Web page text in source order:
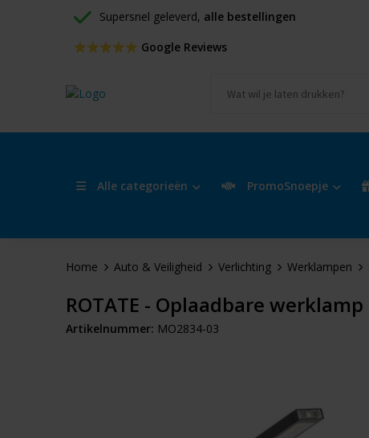
Supersnel geleverd, alle bestellingen
Google Reviews
Alle categorieën PromoSnoepje
Home Auto & Veiligheid Verlichting Werklampen
ROTATE - Oplaadbare werklamp
Artikelnummer: MO2834-03